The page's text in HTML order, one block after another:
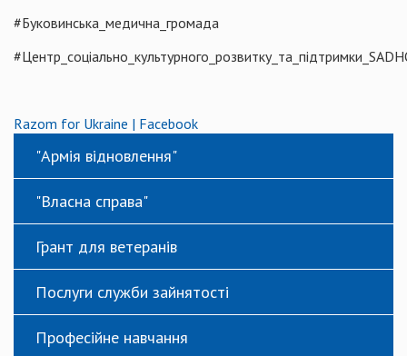
#Буковинська_медична_громада
Razom for Ukraine | Facebook
"Армія відновлення"
"Власна справа"
Грант для ветеранів
Послуги служби зайнятості
Професійне навчання